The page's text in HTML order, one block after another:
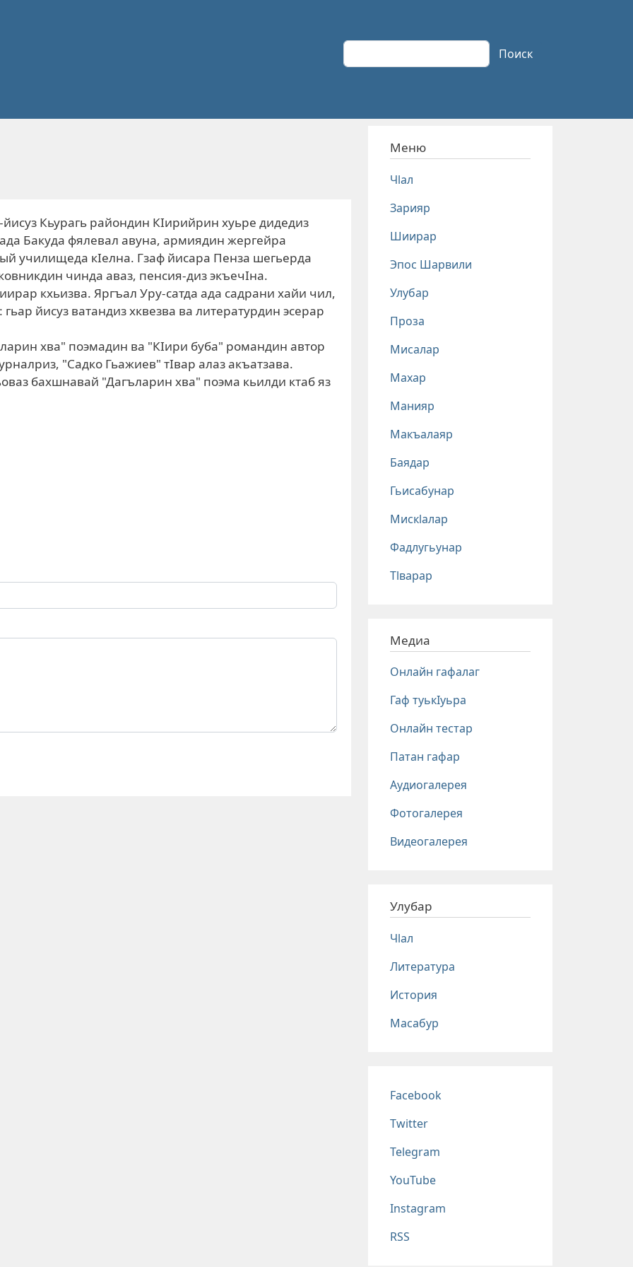
Поиск Поиск
Кьурагь райондин КIирийрин хуьре дидедиз
Бакуда фялевал авуна, армиядин жергейра
училищеда кIелна. Гзаф йисара Пенза шегьерда
чинда аваз, пенсия-диз экъечIна.
кхьизва. Яргъал Уру-сатда ада садрани хайи чил,
йисуз ватандиз хквезва ва литературдин эсерар
хва" поэмадин ва "КIири буба" романдин автор
"Садко Гьажиев" тIвар алаз акъатзава.
бахшнавай "Дагъларин хва" поэма кьилди ктаб яз
Меню
Чlал
Зарияр
Шиирар
Эпос Шарвили
Улубар
Проза
Мисалар
Махар
Манияр
Макъалаяр
Баядар
Гьисабунар
Мискlалар
Фадлугьунар
Тlварар
Медиа
Онлайн гафалаг
Гаф туькIуьра
Онлайн тестар
Патан гафар
Аудиогалерея
Фотогалерея
Видеогалерея
Улубар
Чlал
Литература
История
Масабур
Соц сети
Facebook
Twitter
Telegram
YouTube
Instagram
RSS